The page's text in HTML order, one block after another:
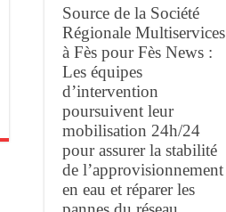
Source de la Société
Régionale Multiservices
à Fès pour Fès News :
Les équipes
d’intervention
poursuivent leur
mobilisation 24h/24
pour assurer la stabilité
de l’approvisionnement
en eau et réparer les